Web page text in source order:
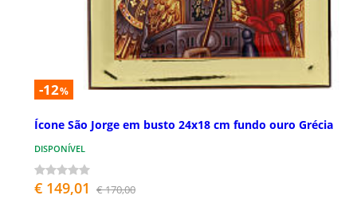
-12%
Ícone São Jorge em busto 24x18 cm fundo ouro Grécia
DISPONÍVEL
€ 149,01 € 170,00